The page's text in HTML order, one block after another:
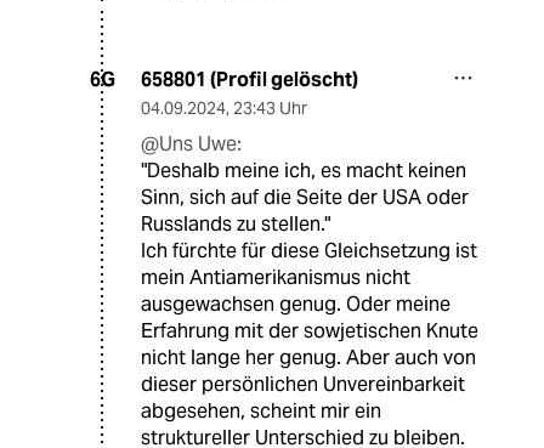
6G 658801 (Profil gelöscht)
04.09.2024, 23:43 Uhr
@Uns Uwe:
"Deshalb meine ich, es macht keinen
Sinn, sich auf die Seite der USA oder
Russlands zu stellen."
Ich fürchte für diese Gleichsetzung ist
mein Antiamerikanismus nicht
ausgewachsen genug. Oder meine
Erfahrung mit der sowjetischen Knute
nicht lange her genug. Aber auch von
dieser persönlichen Unvereinbarkeit
abgesehen, scheint mir ein
struktureller Unterschied zu bleiben.